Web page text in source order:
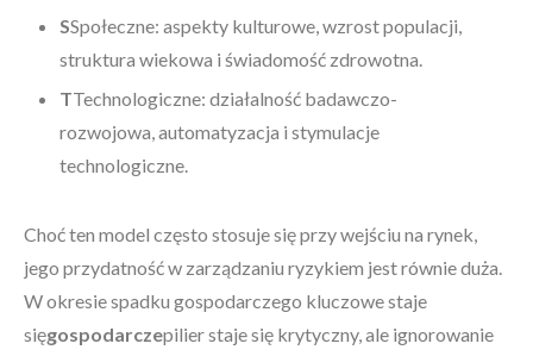
SSpołeczne: aspekty kulturowe, wzrost populacji,
struktura wiekowa i świadomość zdrowotna.
TTechnologiczne: działalność badawczo-
rozwojowa, automatyzacja i stymulacje
technologiczne.
Choć ten model często stosuje się przy wejściu na rynek,
jego przydatność w zarządzaniu ryzykiem jest równie duża.
W okresie spadku gospodarczego kluczowe staje
sięgospodarczepilier staje się krytyczny, ale ignorowanie